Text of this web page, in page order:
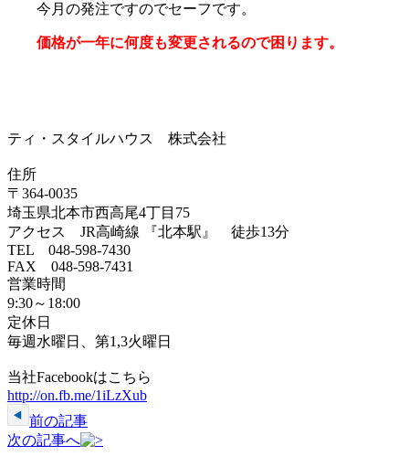
今月の発注ですのでセーフです。
価格が一年に何度も変更されるので困ります。
ティ・スタイルハウス 株式会社
住所
〒364-0035
埼玉県北本市西高尾4丁目75
アクセス JR高崎線 『北本駅』 徒歩13分
TEL 048-598-7430
FAX 048-598-7431
営業時間
9:30～18:00
定休日
毎週水曜日、第1,3火曜日
当社Facebookはこちら
http://on.fb.me/1iLzXub
前の記事
次の記事へ